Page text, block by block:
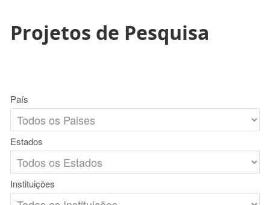
Projetos de Pesquisa
País
Estados
Instituições